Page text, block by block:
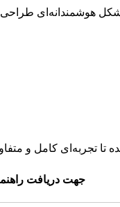
هوشمندانه‌ای طراحی
تجربه‌ای کامل و
جهت دریافت